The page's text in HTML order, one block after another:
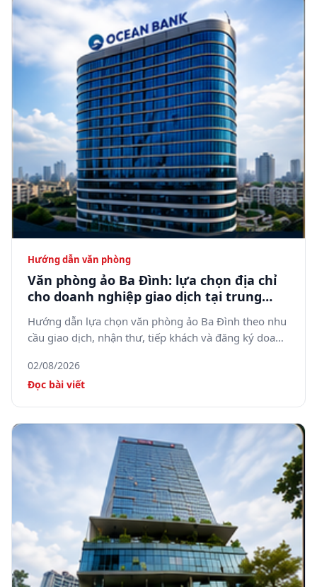
Hướng dẫn văn phòng
Văn phòng ảo Ba Đình: lựa chọn địa chỉ
cho doanh nghiệp giao dịch tại trung
tâm Hà Nội
Hướng dẫn lựa chọn văn phòng ảo Ba Đình theo nhu
cầu giao dịch, nhận thư, tiếp khách và đăng ký doanh
02/08/2026
Đọc bài viết